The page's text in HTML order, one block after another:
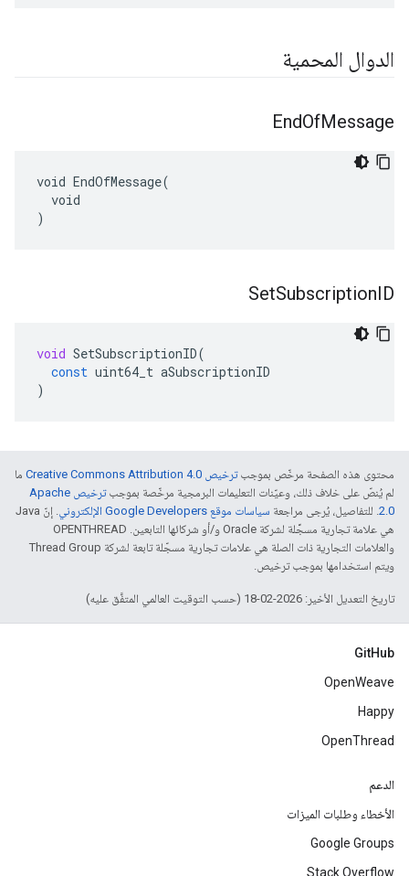
الدوال المحمية
EndOfMessage
void EndOfMessage(
  void
)
SetSubscriptionID
void SetSubscriptionID(
const uint64_t aSubscriptionID
)
محتوى هذه الصفحة مرخّص بموجبترخيص Creative Commons Attribution 4.0‏
ما
لم يُنصّ على خلاف ذلك، وعيّنات التعليمات البرمجية مرخّصة بموجب
ترخيص Apache
2.0‏. للتفاصيل، يُرجى مراجعة سياسات موقع Google Developers الإلكتروني
. إنّ Java
هي علامة تجارية مسجَّلة لشركة Oracle و/أو شركائها التابعين. ‫OPENTHREAD
والعلامات التجارية ذات الصلة هي علامات تجارية مسجّلة تابعة لشركة Thread Group
ويتم استخدامها بموجب ترخيص.
تاريخ التعديل الأخير: 2026-02-18 (حسب التوقيت العالمي المتفَّق عليه)
GitHub
OpenWeave
Happy
OpenThread
الدعم
الأخطاء وطلبات الميزات
Google Groups
Stack Overflow